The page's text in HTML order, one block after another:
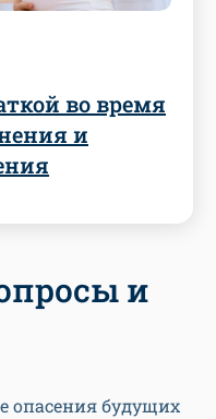
во время
и
и
опасения будущих